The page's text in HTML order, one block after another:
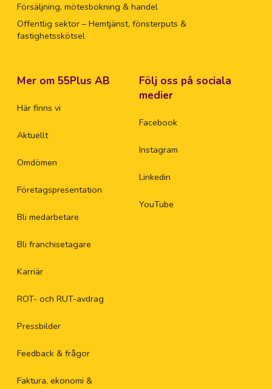
Försäljning, mötesbokning & handel
Offentlig sektor – Hemtjänst, fönsterputs &
fastighetsskötsel
Mer om 55Plus AB
Här finns vi
Aktuellt
Omdömen
Företagspresentation
Bli medarbetare
Bli franchisetagare
Karriär
ROT- och RUT-avdrag
Pressbilder
Feedback & frågor
Faktura, ekonomi &
Följ oss på sociala
medier
Facebook
Instagram
Linkedin
YouTube